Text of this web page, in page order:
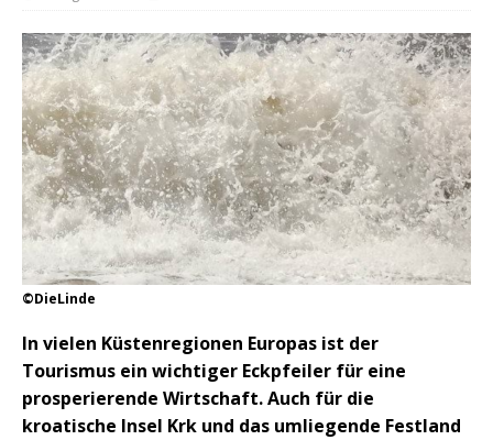
©DieLinde
In vielen Küstenregionen Europas ist der
Tourismus ein wichtiger Eckpfeiler für eine
prosperierende Wirtschaft. Auch für die
kroatische Insel Krk und das umliegende Festland